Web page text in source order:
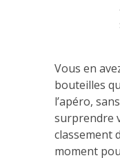
Vous en
bouteilles
l’apéro,
surprendre
classement
moment